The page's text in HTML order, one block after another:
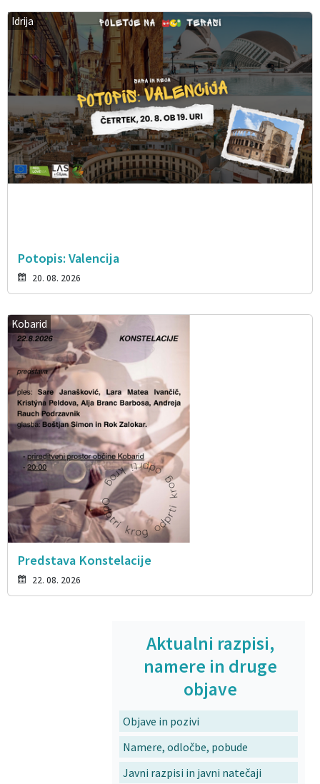
Idrija
Potopis: Valencija
20. 08. 2026
Kobarid
Predstava Konstelacije
22. 08. 2026
Aktualni razpisi,
namere in druge
objave
Objave in pozivi
Namere, odločbe, pobude
Javni razpisi in javni natečaji